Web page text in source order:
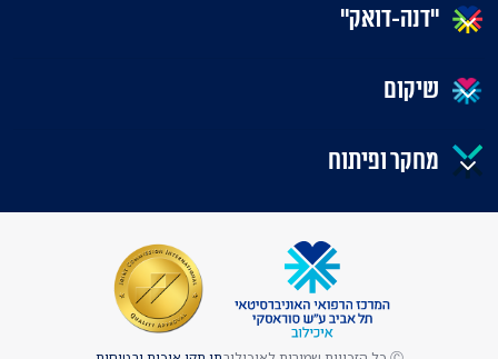
"דנה-דואק"
שיקום
מחקר ופיתוח